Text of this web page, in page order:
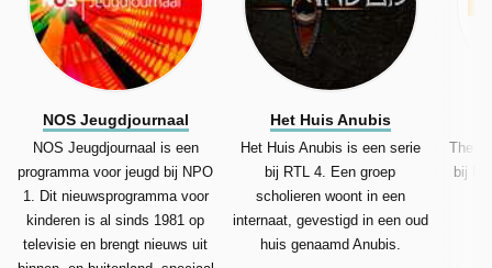
NOS Jeugdjournaal
NOS Jeugdjournaal is een
programma voor jeugd bij NPO
1. Dit nieuwsprogramma voor
kinderen is al sinds 1981 op
televisie en brengt nieuws uit
Het Huis Anubis
Het Huis Anubis is een serie
bij RTL 4. Een groep
scholieren woont in een
internaat, gevestigd in een oud
huis genaamd Anubis.
The
bij